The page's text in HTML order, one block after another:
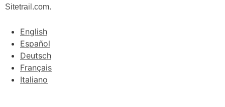
Sitetrail.com.
English
Español
Deutsch
Français
Italiano